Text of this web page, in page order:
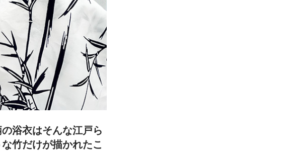
浴衣はそんな江戸ら
竹だけが描かれたこ